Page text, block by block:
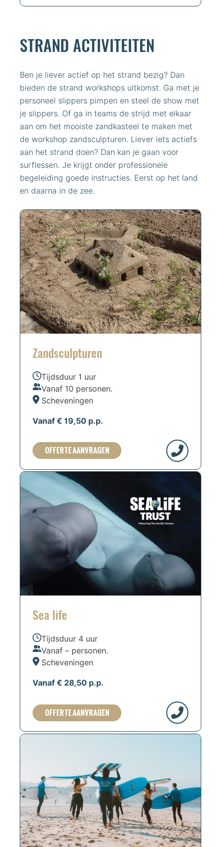
STRAND ACTIVITEITEN
Ben je liever actief op het strand bezig? Dan
bieden de strand workshops uitkomst. Ga met je
personeel slippers pimpen en steel de show met
je slippers. Of ga in teams de strijd met elkaar
aan om het mooiste zandkasteel te maken met
de workshop zandsculpturen. Liever iets actiefs
aan het strand doen? Dan kan je gaan voor
surflessen. Je krijgt onder professionele
begeleiding goede instructies. Eerst op het land
en daarna in de zee.
Zandsculpturen
Tijdsduur 1 uur
Vanaf 10 personen.
Scheveningen
Vanaf € 19,50 p.p.
OFFERTE AANVRAGEN
Sea life
Tijdsduur 4 uur
Vanaf – personen.
Scheveningen
Vanaf € 28,50 p.p.
OFFERTE AANVRAGEN